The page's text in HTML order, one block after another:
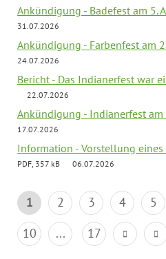
Ankündigung - Badefest am 5.
31.07.2026
Ankündigung - Farbenfest am
24.07.2026
Bericht - Das Indianerfest war
22.07.2026
Ankündigung - Indianerfest am
17.07.2026
Information - Vorstellung
PDF, 357 kB 06.07.2026
1 2 3 4 5
10
... 17